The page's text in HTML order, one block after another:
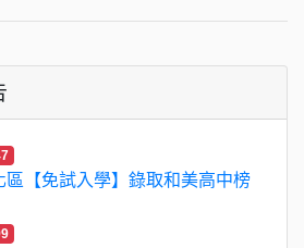
區【免試入學】錄取和美高中榜